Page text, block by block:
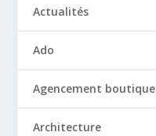
Actualités
Ado
Agencement boutique
Architecture